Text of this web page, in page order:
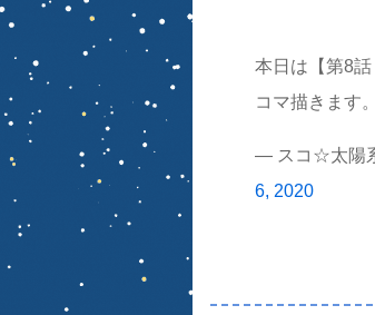
本日は【第8
コマ描きます。
— スコ☆太陽
6, 2020